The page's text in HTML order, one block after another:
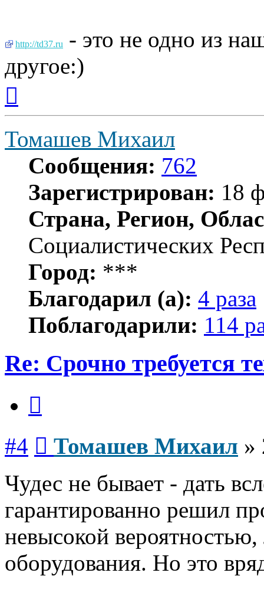
http://td37.ru
- это не одно из
другое:)
началу
Томашев Михаил
Сообщения: 762
Зарегистрирован: 18
Страна, Регион,
Социалистических
Город: ***
Благодарил (а): 4 раза
Поблагодарили: 114
Re: Срочно требуется
#4 Томашев Михаил »
Чудес не бывает - дать
гарантированно решил
невысокой
оборудования. Но это